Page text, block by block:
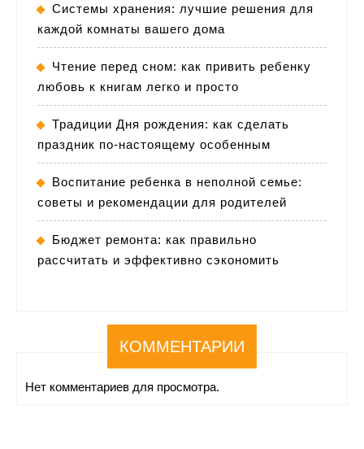
Системы хранения: лучшие решения для
каждой комнаты вашего дома
Чтение перед сном: как привить ребенку
любовь к книгам легко и просто
Традиции Дня рождения: как сделать
праздник по-настоящему особенным
Воспитание ребенка в неполной семье:
советы и рекомендации для родителей
Бюджет ремонта: как правильно
рассчитать и эффективно сэкономить
КОММЕНТАРИИ
Нет комментариев для просмотра.